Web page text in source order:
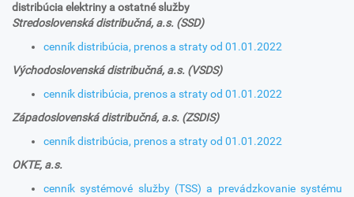
distribúcia elektriny a ostatné služby
Stredoslovenská distribučná, a.s. (SSD)
cenník distribúcia, prenos a straty od 01.01.2022
Východoslovenská distribučná, a.s. (VSDS)
cenník distribúcia, prenos a straty od 01.01.2022
Západoslovenská distribučná, a.s. (ZSDIS)
cenník distribúcia, prenos a straty od 01.01.2022
OKTE, a.s.
cenník systémové služby (TSS) a prevádzkovanie systému